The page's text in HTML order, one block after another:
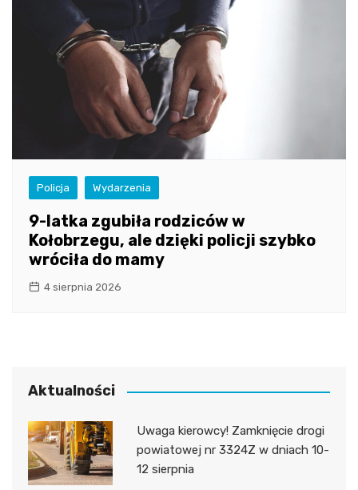
Policja Wydarzenia
9-latka zgubiła rodziców w
Kołobrzegu, ale dzięki policji szybko
wróciła do mamy
4 sierpnia 2026
Aktualności
Uwaga kierowcy! Zamknięcie drogi
powiatowej nr 3324Z w dniach 10-
12 sierpnia